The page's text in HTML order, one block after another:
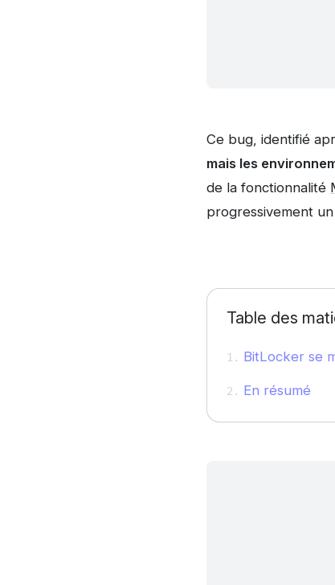
Ce bug, identifié
mais les
de la fonctionnalité
progressivement
Table des
BitLocker se
En résumé